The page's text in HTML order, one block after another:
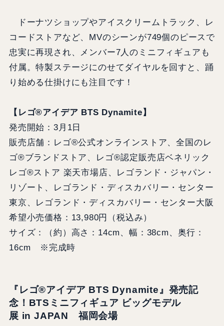
ドーナツショップやアイスクリームトラック、レ
コードストアなど、MVのシーンが749個のピースで
忠実に再現され、メンバー7人のミニフィギュアも
付属。特製ステージにのせてダイヤルを回すと、踊
り始める仕掛けにも注目です！
【レゴ®アイデア BTS Dynamite】
発売開始：3月1日
販売店舗：レゴ®公式オンラインストア、全国のレ
ゴ®ブランドストア、レゴ®認定販売店ベネリック
レゴ®ストア 楽天市場店、レゴランド・ジャパン・
リゾート、レゴランド・ディスカバリー・センター
東京、レゴランド・ディスカバリー・センター大阪
希望小売価格：13,980円（税込み）
サイズ：（約）高さ：14cm、幅：38cm、奥行：
16cm ※完成時
『レゴ®アイデア BTS Dynamite』発売記
念！BTSミニフィギュア ビッグモデル
展 in JAPAN 福岡会場